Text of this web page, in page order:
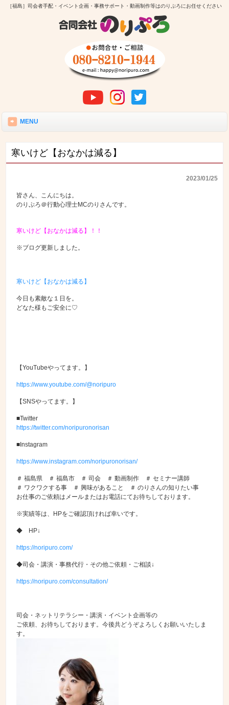
［福島］司会者手配・イベント企画・事務サポート・動画制作等はのりぷろにお任せください
MENU
寒いけど【おなかは減る】
2023/01/25
皆さん、こんにちは。
のりぷろ＠行動心理士MCのりさんです。
寒いけど【おなかは減る】！！
※ブログ更新しました。
寒いけど【おなかは減る】
今日も素敵な１日を。
どなた様もご安全に♡
【YouTubeやってます。】
https://www.youtube.com/@noripuro
【SNSやってます。】
■Twitter
https://twitter.com/noripuronorisan
■Instagram
https://www.instagram.com/noripuronorisan/
＃ 福島県 ＃ 福島市 ＃ 司会 ＃ 動画制作 ＃ セミナー講師
＃ ワクワクする事 ＃ 興味があること ＃ のりさんの知りたい事
お仕事のご依頼はメールまたはお電話にてお待ちしております。
※実績等は、HPをご確認頂ければ幸いです。
◆ HP↓
https://noripuro.com/
◆司会・講演・事務代行・その他ご依頼・ご相談↓
https://noripuro.com/consultation/
司会・ネットリテラシー・講演・イベント企画等の
ご依頼、お待ちしております。今後共どうぞよろしくお願いいたしま
す。